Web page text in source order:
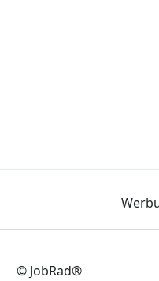
© JobRad®